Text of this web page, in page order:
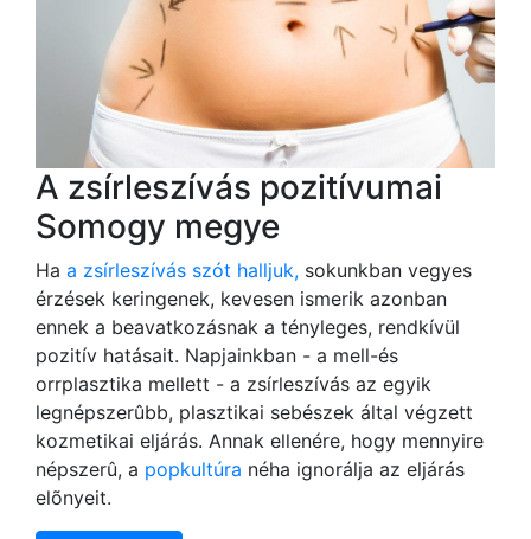
A zsírleszívás pozitívumai
Somogy megye
Ha a zsírleszívás szót halljuk, sokunkban vegyes
érzések keringenek, kevesen ismerik azonban
ennek a beavatkozásnak a tényleges, rendkívül
pozitív hatásait. Napjainkban - a mell-és
orrplasztika mellett - a zsírleszívás az egyik
legnépszerûbb, plasztikai sebészek által végzett
kozmetikai eljárás. Annak ellenére, hogy mennyire
népszerû, a popkultúra néha ignorálja az eljárás
elõnyeit.